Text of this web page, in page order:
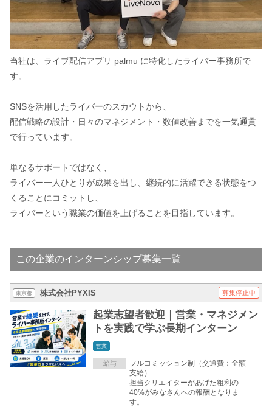
当社は、ライブ配信アプリ palmu に特化したライバー事務所で
す。
SNSを活用したライバーのスカウトから、
配信戦略の設計・日々のマネジメント・数値改善までを一気通貫
で行っています。
単なるサポートではなく、
ライバー一人ひとりが成果を出し、継続的に活躍できる状態をつ
くることにコミットし、
ライバーという職業の価値を上げることを目指しています。
この企業のインターンシップ募集一覧
東京都 株式会社PYXIS 募集停止中
起業志望者歓迎｜営業・マネジメン
トを実践で学ぶ長期インターン
営業
給与
フルコミッション制（交通費：全額
支給）
担当クリエイターがあげた粗利の
40%がみなさんへの報酬となりま
す。